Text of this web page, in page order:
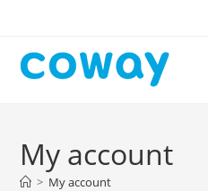
content
My account
> My account